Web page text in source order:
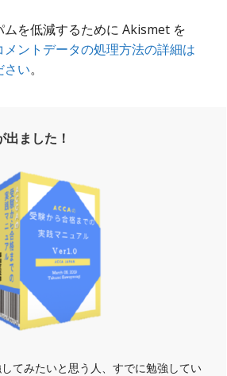
ムを低減するために Akismet を
メントデータの処理方法の詳細は
さい。
ました！
てみたいと思う人、すでに勉強してい